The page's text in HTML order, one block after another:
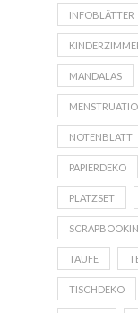
INFOBLÄTTER
MANDALAS
NOTENBLATT
PAPIERDEKO
PLATZSET
TAUFE
TISCHDEKO